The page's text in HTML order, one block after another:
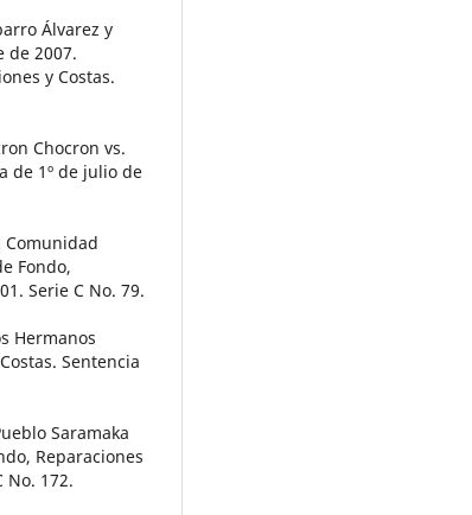
Álvarez y
de 2007.
y Costas.
Chocron vs.
de 1º de julio de
Comunidad
Fondo,
Serie C No. 79.
Hermanos
Sentencia
Saramaka
Reparaciones
No. 172.